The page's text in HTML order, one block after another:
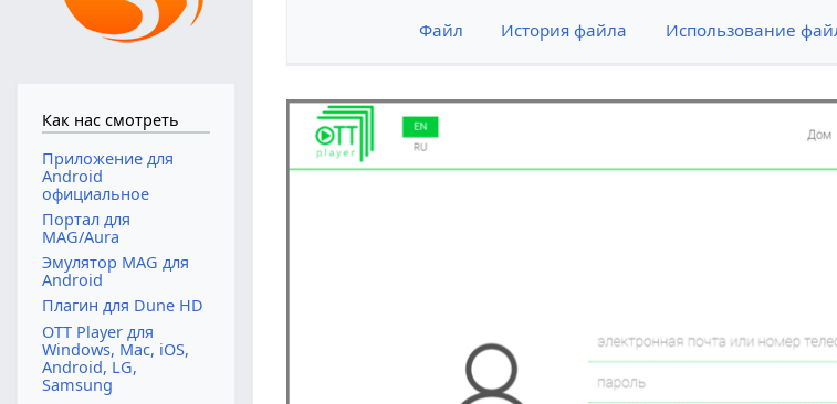
Файл История файла Использование
Как нас смотреть
Приложение для
Android
официальное
Портал для
MAG/Aura
Эмулятор MAG для
Android
Плагин для Dune HD
OTT Player для
Windows, Mac, iOS,
Android, LG,
Samsung